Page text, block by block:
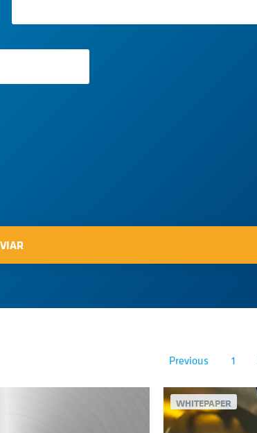
Previous 1
WHITEPAPER